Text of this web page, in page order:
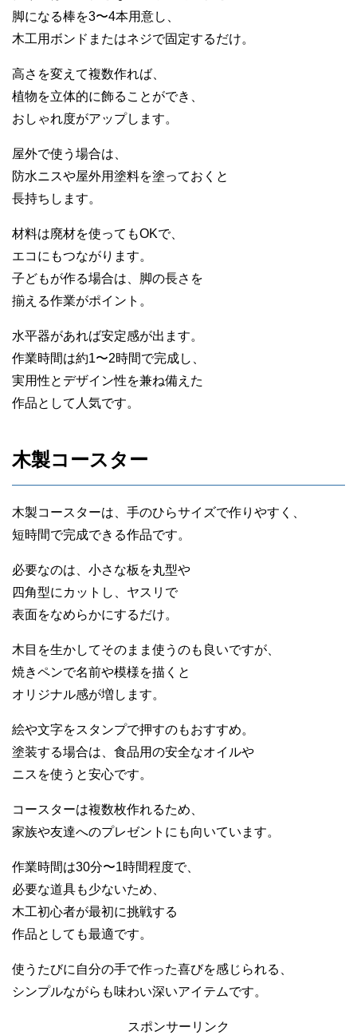
脚になる棒を3〜4本用意し、
木工用ボンドまたはネジで固定するだけ。
高さを変えて複数作れば、
植物を立体的に飾ることができ、
おしゃれ度がアップします。
屋外で使う場合は、
防水ニスや屋外用塗料を塗っておくと
長持ちします。
材料は廃材を使ってもOKで、
エコにもつながります。
子どもが作る場合は、脚の長さを
揃える作業がポイント。
水平器があれば安定感が出ます。
作業時間は約1〜2時間で完成し、
実用性とデザイン性を兼ね備えた
作品として人気です。
木製コースター
木製コースターは、手のひらサイズで作りやすく、
短時間で完成できる作品です。
必要なのは、小さな板を丸型や
四角型にカットし、ヤスリで
表面をなめらかにするだけ。
木目を生かしてそのまま使うのも良いですが、
焼きペンで名前や模様を描くと
オリジナル感が増します。
絵や文字をスタンプで押すのもおすすめ。
塗装する場合は、食品用の安全なオイルや
ニスを使うと安心です。
コースターは複数枚作れるため、
家族や友達へのプレゼントにも向いています。
作業時間は30分〜1時間程度で、
必要な道具も少ないため、
木工初心者が最初に挑戦する
作品としても最適です。
使うたびに自分の手で作った喜びを感じられる、
シンプルながらも味わい深いアイテムです。
スポンサーリンク